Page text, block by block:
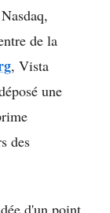
de la
, Vista
une
des
d'un point